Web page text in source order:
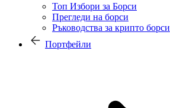
Топ Избори за Борси
Прегледи на борси
Ръководства за крипто борси
Портфейли